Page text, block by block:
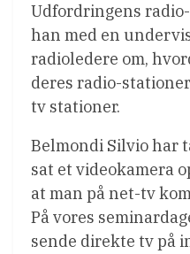
Udfordringens
han med en
radioledere om,
deres radio-
tv stationer.
Belmondi Silvio har
sat et videokamera
at man på net-tv
På vores
sende direkte tv på